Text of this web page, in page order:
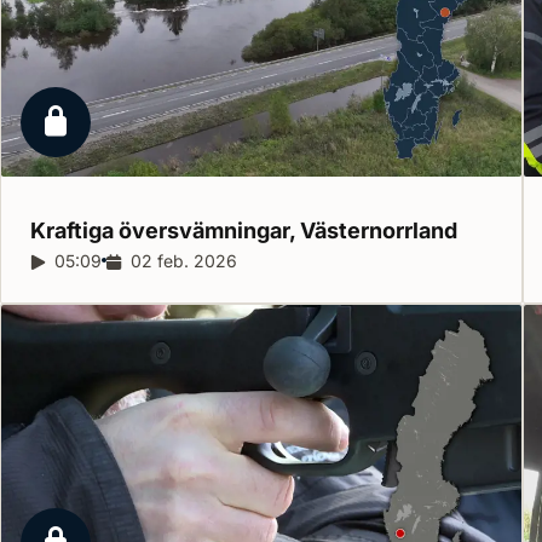
Låst reportage
Kraftiga översvämningar,Västernorrland
Reportagelängd:
05:09 Releasedatum:
02 feb. 2026